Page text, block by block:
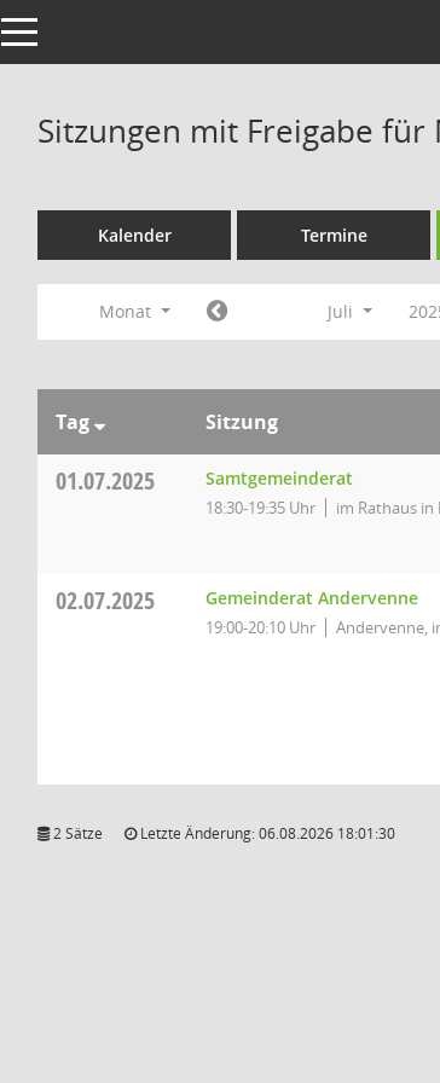
Toggle navigation
Sitzungen mit Freigabe
Kalender Termine
Monat Juli
Tag Sitzung
01.07.2025 Samtgemeinderat
18:30-19:35 Uhr im Rathaus in
02.07.2025 Gemeinderat Andervenne
19:00-20:10 Uhr Andervenne,
2 Sätze Letzte Änderung: 06.08.2026 18:01:30